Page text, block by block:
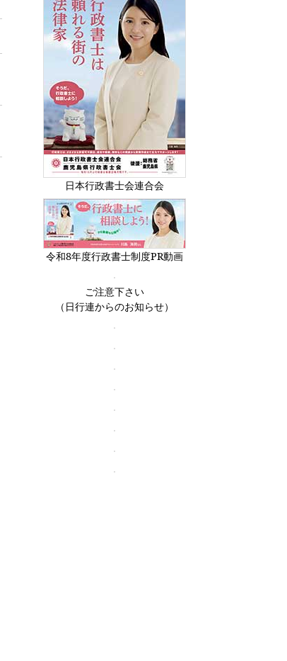
日本行政書士会連合会
令和8年度行政書士制度PR動画
ご注意下さい
（日行連からのお知らせ）